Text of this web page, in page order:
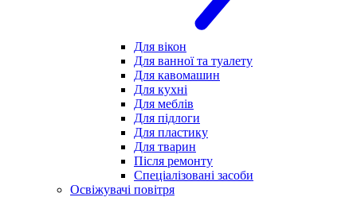
Для вікон
Для ванної та туалету
Для кавомашин
Для кухні
Для меблів
Для підлоги
Для пластику
Для тварин
Після ремонту
Спеціалізовані засоби
Освіжувачі повітря